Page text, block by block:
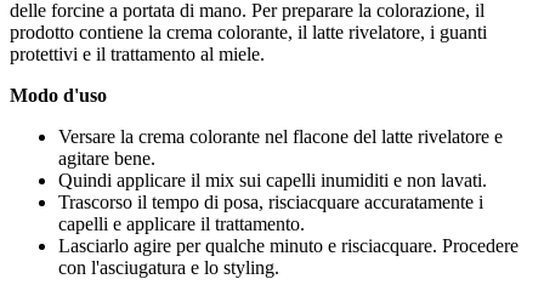
delle forcine a portata di mano. Per preparare la colorazione, il
prodotto contiene la crema colorante, il latte rivelatore, i guanti
protettivi e il trattamento al miele.
Modo d'uso
Versare la crema colorante nel flacone del latte rivelatore e
agitare bene.
Quindi applicare il mix sui capelli inumiditi e non lavati.
Trascorso il tempo di posa, risciacquare accuratamente i
capelli e applicare il trattamento.
Lasciarlo agire per qualche minuto e risciacquare. Procedere
con l'asciugatura e lo styling.